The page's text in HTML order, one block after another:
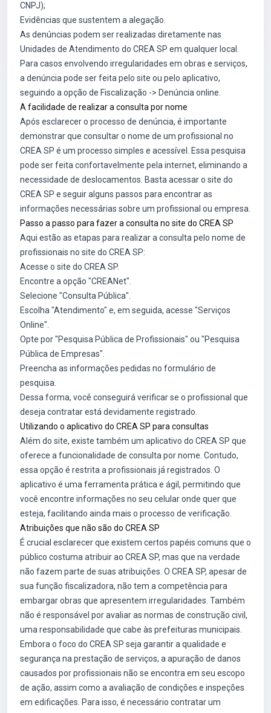
CNPJ);
Evidências que sustentem a alegação.
As denúncias podem ser realizadas diretamente nas
Unidades de Atendimento do CREA SP em qualquer local.
Para casos envolvendo irregularidades em obras e serviços,
a denúncia pode ser feita pelo site ou pelo aplicativo,
seguindo a opção de Fiscalização -> Denúncia online.
A facilidade de realizar a consulta por nome
Após esclarecer o processo de denúncia, é importante
demonstrar que consultar o nome de um profissional no
CREA SP é um processo simples e acessível. Essa pesquisa
pode ser feita confortavelmente pela internet, eliminando a
necessidade de deslocamentos. Basta acessar o site do
CREA SP e seguir alguns passos para encontrar as
informações necessárias sobre um profissional ou empresa.
Passo a passo para fazer a consulta no site do CREA SP
Aqui estão as etapas para realizar a consulta pelo nome de
profissionais no site do CREA SP:
Acesse o site do CREA SP.
Encontre a opção "CREANet".
Selecione "Consulta Pública".
Escolha "Atendimento" e, em seguida, acesse "Serviços
Online".
Opte por "Pesquisa Pública de Profissionais" ou "Pesquisa
Pública de Empresas".
Preencha as informações pedidas no formulário de
pesquisa.
Dessa forma, você conseguirá verificar se o profissional que
deseja contratar está devidamente registrado.
Utilizando o aplicativo do CREA SP para consultas
Além do site, existe também um aplicativo do CREA SP que
oferece a funcionalidade de consulta por nome. Contudo,
essa opção é restrita a profissionais já registrados. O
aplicativo é uma ferramenta prática e ágil, permitindo que
você encontre informações no seu celular onde quer que
esteja, facilitando ainda mais o processo de verificação.
Atribuições que não são do CREA SP
É crucial esclarecer que existem certos papéis comuns que o
público costuma atribuir ao CREA SP, mas que na verdade
não fazem parte de suas atribuições. O CREA SP, apesar de
sua função fiscalizadora, não tem a competência para
embargar obras que apresentem irregularidades. Também
não é responsável por avaliar as normas de construção civil,
uma responsabilidade que cabe às prefeituras municipais.
Embora o foco do CREA SP seja garantir a qualidade e
segurança na prestação de serviços, a apuração de danos
causados por profissionais não se encontra em seu escopo
de ação, assim como a avaliação de condições e inspeções
em edificações. Para isso, é necessário contratar um